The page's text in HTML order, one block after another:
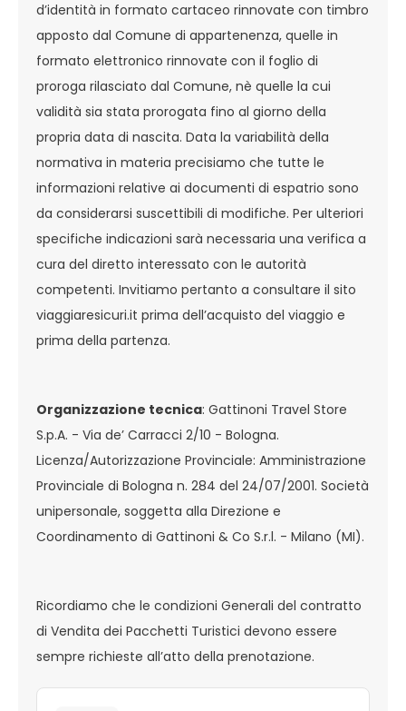
d’identità in formato cartaceo rinnovate con timbro
apposto dal Comune di appartenenza, quelle in
formato elettronico rinnovate con il foglio di
proroga rilasciato dal Comune, nè quelle la cui
validità sia stata prorogata fino al giorno della
propria data di nascita. Data la variabilità della
normativa in materia precisiamo che tutte le
informazioni relative ai documenti di espatrio sono
da considerarsi suscettibili di modifiche. Per ulteriori
specifiche indicazioni sarà necessaria una verifica a
cura del diretto interessato con le autorità
competenti. Invitiamo pertanto a consultare il sito
viaggiaresicuri.it prima dell’acquisto del viaggio e
prima della partenza.
Organizzazione tecnica: Gattinoni Travel Store
S.p.A. - Via de’ Carracci 2/10 - Bologna.
Licenza/Autorizzazione Provinciale: Amministrazione
Provinciale di Bologna n. 284 del 24/07/2001. Società
unipersonale, soggetta alla Direzione e
Coordinamento di Gattinoni & Co S.r.l. - Milano (MI).
Ricordiamo che le condizioni Generali del contratto
di Vendita dei Pacchetti Turistici devono essere
sempre richieste all’atto della prenotazione.